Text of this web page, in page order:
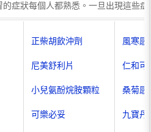
症狀每個人都熟悉。一旦出現這些症
正柴胡飲沖劑
尼美舒利片
小兒氨酚烷胺顆粒
可樂必妥
風寒感
仁和可
桑菊感
九寶丹